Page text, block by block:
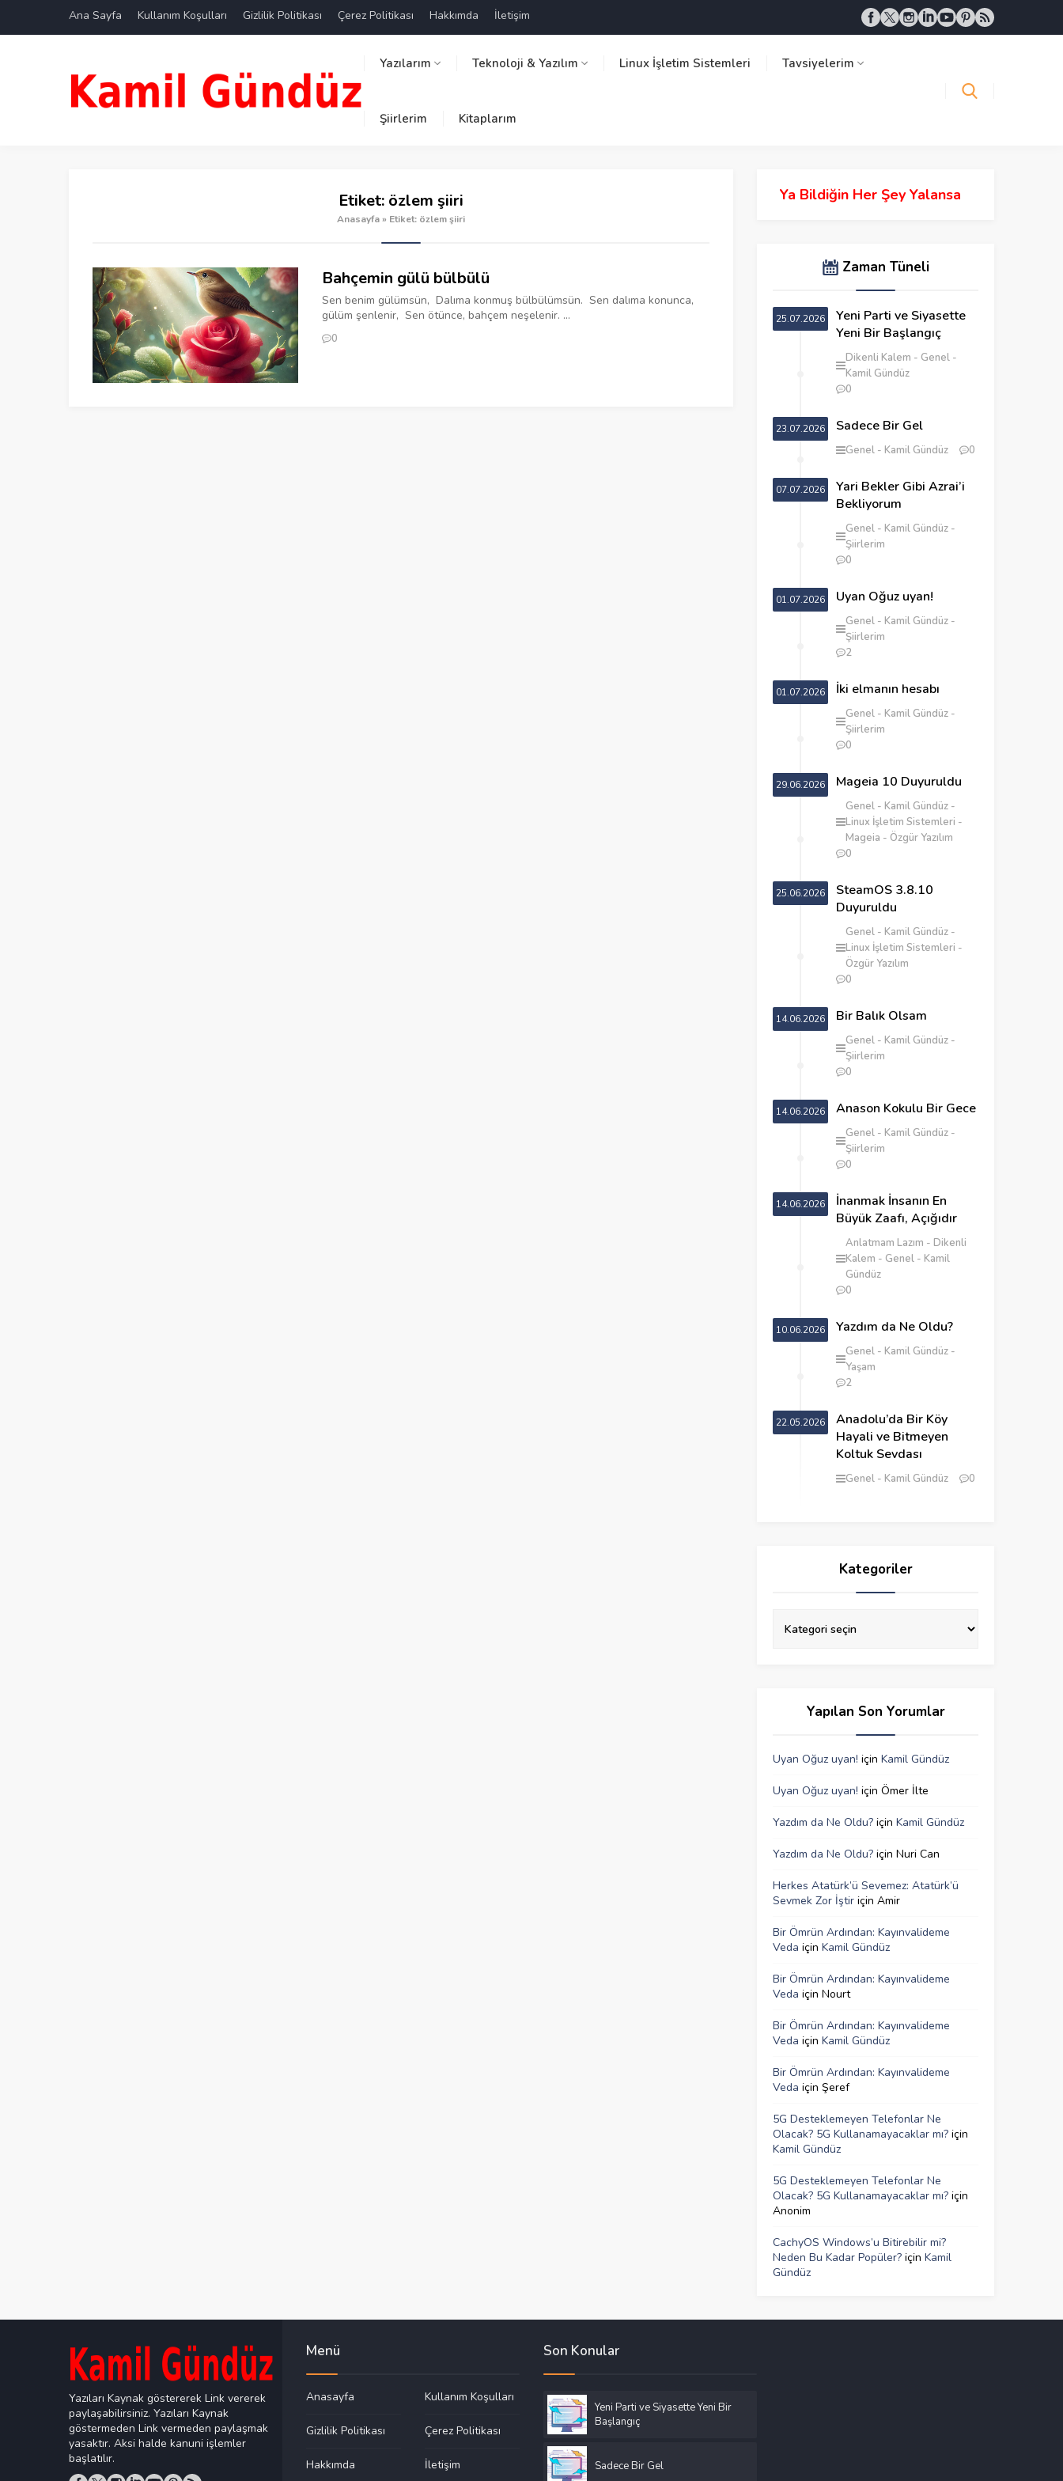
Ana Sayfa Kullanım Koşulları Gizlilik Politikası Çerez Politikası Hakkımda İletişim
Yazılarım Teknoloji & Yazılım Linux İşletim Sistemleri Tavsiyelerim
Şiirlerim Kitaplarım
Etiket: özlem şiiri
Anasayfa» Etiket: özlem şiiri
Bahçemin gülü bülbülü
Sen benim gülümsün, Dalıma konmuş bülbülümsün. Sen dalıma konunca,
gülüm şenlenir, Sen ötünce, bahçem neşelenir. ...
0
Ya Bildiğin Her Şey Yalansa
Zaman Tüneli
25.07.2026
Yeni Parti ve Siyasette
Yeni Bir Başlangıç
Dikenli Kalem
Genel
Kamil Gündüz
0
23.07.2026 Sadece Bir Gel
Genel Kamil Gündüz 0
07.07.2026
Yari Bekler Gibi Azrai’i
Bekliyorum
Genel
Kamil Gündüz
Şiirlerim
0
01.07.2026 Uyan Oğuz uyan!
Genel
Kamil Gündüz
Şiirlerim
2
01.07.2026 İki elmanın hesabı
Genel
Kamil Gündüz
Şiirlerim
0
29.06.2026 Mageia 10 Duyuruldu
Genel
Kamil Gündüz
Linux İşletim Sistemleri
Mageia
Özgür Yazılım
0
25.06.2026
SteamOS 3.8.10
Duyuruldu
Genel
Kamil Gündüz
Linux İşletim Sistemleri
Özgür Yazılım
0
14.06.2026 ‎Bir Balık Olsam
Genel
Kamil Gündüz
Şiirlerim
0
14.06.2026 Anason Kokulu Bir Gece
Genel
Kamil Gündüz
Şiirlerim
0
14.06.2026
İnanmak İnsanın En
Büyük Zaafı, Açığıdır
Anlatmam Lazım
Dikenli
Kalem
Genel
Kamil
Gündüz
0
10.06.2026 Yazdım da Ne Oldu?
Genel
Kamil Gündüz
Yaşam
2
22.05.2026
Anadolu’da Bir Köy
Hayali ve Bitmeyen
Koltuk Sevdası
Genel Kamil Gündüz 0
Kategoriler
Yapılan Son Yorumlar
Uyan Oğuz uyan! için Kamil Gündüz
Uyan Oğuz uyan! için Ömer İlte
Yazdım da Ne Oldu? için Kamil Gündüz
Yazdım da Ne Oldu? için Nuri Can
Herkes Atatürk’ü Sevemez: Atatürk’ü
Sevmek Zor İştir için Amir
Bir Ömrün Ardından: Kayınvalideme
Veda için Kamil Gündüz
Bir Ömrün Ardından: Kayınvalideme
Veda için Nourt
Bir Ömrün Ardından: Kayınvalideme
Veda için Kamil Gündüz
Bir Ömrün Ardından: Kayınvalideme
Veda için Şeref
5G Desteklemeyen Telefonlar Ne
Olacak? 5G Kullanamayacaklar mı? için
Kamil Gündüz
5G Desteklemeyen Telefonlar Ne
Olacak? 5G Kullanamayacaklar mı? için
Anonim
CachyOS Windows’u Bitirebilir mi?
Neden Bu Kadar Popüler? için Kamil
Gündüz
Yazıları Kaynak göstererek Link vererek
paylaşabilirsiniz. Yazıları Kaynak
göstermeden Link vermeden paylaşmak
yasaktır. Aksi halde kanuni işlemler
başlatılır.
Menü
Anasayfa Kullanım Koşulları
Gizlilik Politikası Çerez Politikası
Hakkımda İletişim
Son Konular
Yeni Parti ve Siyasette Yeni Bir
Başlangıç
Sadece Bir Gel